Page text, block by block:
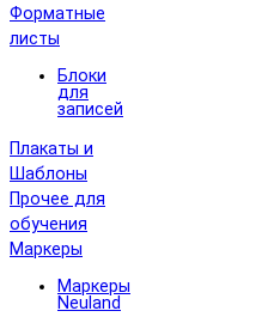
Форматные
листы
Блоки
для
записей
Плакаты и
Шаблоны
Прочее для
обучения
Маркеры
Маркеры
Neuland